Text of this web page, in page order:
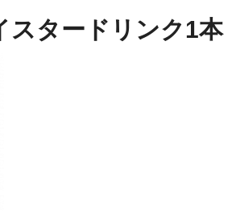
スタードリンク1本